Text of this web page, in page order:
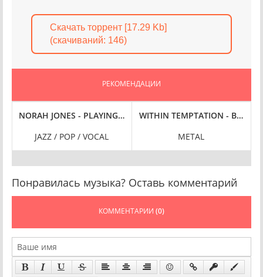
Скачать торрент [17.29 Kb]
(cкачиваний: 146)
РЕКОМЕНДАЦИИ
BIT HI-RES, RE-RECORDED] (2023) FLAC
NORAH JONES - PLAYING ALONG [24-BIT HI-RES] (2023) FLAC
JAZZ / POP / VOCAL
WITHIN TEMPTATION - BLEED
METAL
Понравилась музыка? Оставь комментарий
КОММЕНТАРИИ (0)